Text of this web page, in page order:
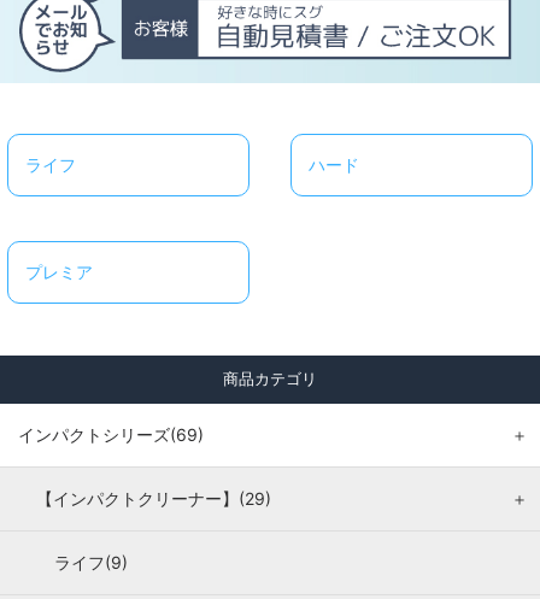
ライフ ハード
プレミア
商品カテゴリ
インパクトシリーズ(69) ＋
【インパクトクリーナー】(29) ＋
ライフ(9)